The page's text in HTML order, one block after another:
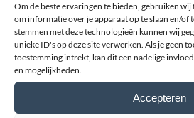
Om de beste ervaringen te bieden, gebruiken
om informatie over je apparaat op te slaan en/of
stemmen met deze technologieën kunnen wij
unieke ID's op deze site verwerken. Als je geen
toestemming intrekt, kan dit een nadelige
en mogelijkheden.
Accepteren
Voornaam
Achternaam